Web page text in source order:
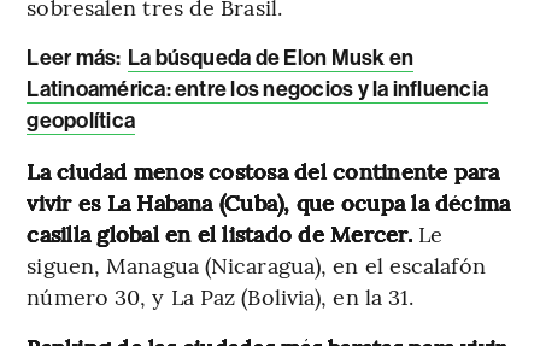
sobresalen tres de Brasil.
Leer más: La búsqueda de Elon Musk en
Latinoamérica: entre los negocios y la influencia
geopolítica
La ciudad menos costosa del continente para
vivir es La Habana (Cuba), que ocupa la décima
casilla global en el listado de Mercer. Le
siguen, Managua (Nicaragua), en el escalafón
número 30, y La Paz (Bolivia), en la 31.